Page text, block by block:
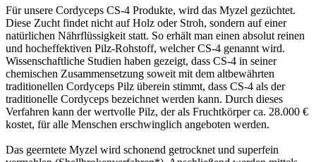
Für unsere Cordyceps CS-4 Produkte, wird das Myzel gezüchtet.
Diese Zucht findet nicht auf Holz oder Stroh, sondern auf einer
natürlichen Nährflüssigkeit statt. So erhält man einen absolut reinen
und hocheffektiven Pilz-Rohstoff, welcher CS-4 genannt wird.
Wissenschaftliche Studien haben gezeigt, dass CS-4 in seiner
chemischen Zusammensetzung soweit mit dem altbewährten
traditionellen Cordyceps Pilz überein stimmt, dass CS-4 als der
traditionelle Cordyceps bezeichnet werden kann. Durch dieses
Verfahren kann der wertvolle Pilz, der als Fruchtkörper ca. 28.000 €
kostet, für alle Menschen erschwinglich angeboten werden.
Das geerntete Myzel wird schonend getrocknet und superfein